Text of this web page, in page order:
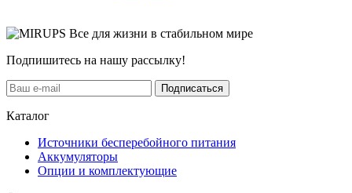
Все для жизни в стабильном мире
Подпишитесь на нашу рассылку!
Подписаться
Каталог
Источники бесперебойного питания
Аккумуляторы
Опции и комплектующие